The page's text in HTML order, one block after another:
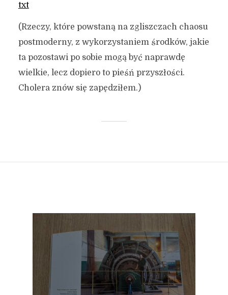
txt
(Rzeczy, które powstaną na zgliszczach chaosu
postmoderny, z wykorzystaniem środków, jakie
ta pozostawi po sobie mogą być naprawdę
wielkie, lecz dopiero to pieśń przyszłości.
Cholera znów się zapędziłem.)